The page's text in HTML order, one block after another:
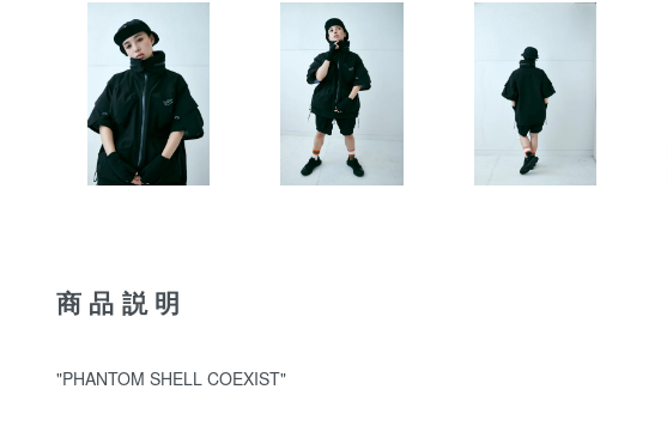
商品説明
"PHANTOM SHELL COEXIST"